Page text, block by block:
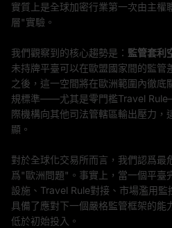
實質上是全球加密行業第一次由主權
層"實驗。
我們觀察到的核心趨勢是： 監管套利
未持牌平臺可以在歐盟國家間的監管
之後，這一空間將在歐洲範圍內徹底
規標準——尤其是零門檻Travel
際機構向其他司法管轄區輸出壓力，
顯。
對於全球化交易所而言，我們認爲最
爲"歐洲問題"。事實上，當一個平臺
設施、Travel Rule對接、市場濫用
具備了應對下一個嚴格監管框架的能
低於初始投入。